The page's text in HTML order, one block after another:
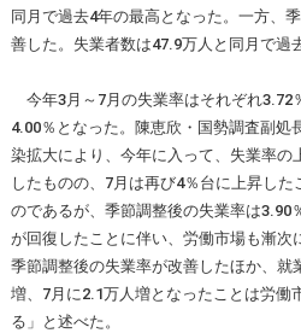
同月で過去4年の最高となった。一方、
善した。失業者数は47.9万人と同月で過
今年3月～7月の失業率はそれぞれ3.72
4.00％となった。陳恵欣・国勢調査副処
染拡大により、今年に入って、失業率の
したものの、7月は再び4％台に上昇し
のであるが、季節調整後の失業率は3.90
が回復したことに伴い、労働市場も漸次
季節調整後の失業率が改善したほか、就
増、7月に2.1万人増となったことは労働
る」と述べた。